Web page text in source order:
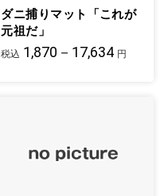
ダニ捕りマット「これが
元祖だ」
税込 1,870－17,634 円